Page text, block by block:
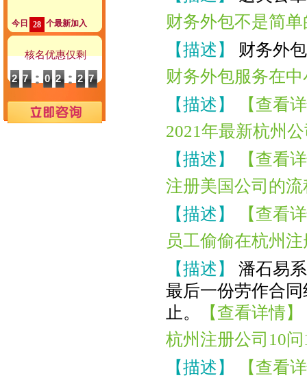
恭喜惠*咨询公司注销成功
恭喜杭州**科技核名成功
恭喜祝小姐 签约公司注册
恭喜汪*公司签约代账
恭喜杭州*贸易有限公司合规成功
今日 28 个最新加入
核名优惠仅剩
27 02 26
财务外包不是简
【描述】
财务外
财务外包服务在
【描述】
【查看
2021年最新杭州
【描述】
【查看
注册美国公司的
【描述】
【查看
员工偷偷在杭州
【描述】
潘石易
最后一份劳作合同
止。
【查看详情】
杭州注册公司10问
【描述】
【查看